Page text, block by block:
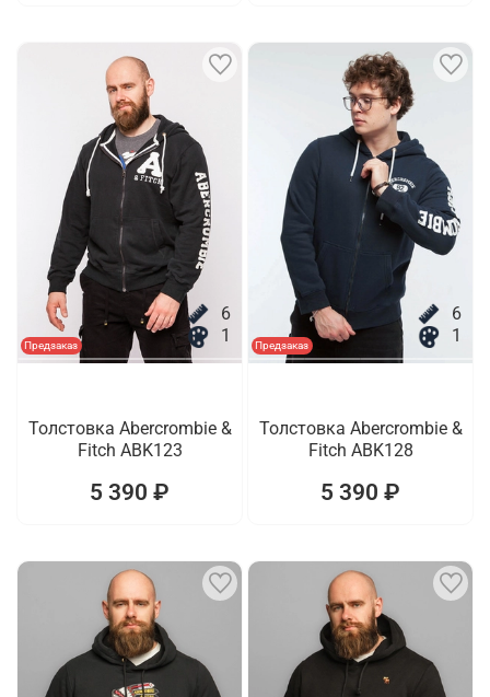
Предзаказ
6
1
Толстовка Abercrombie &
Fitch ABK123
5 390 ₽
Предзаказ
6
1
Толстовка Abercrombie &
Fitch ABK128
5 390 ₽